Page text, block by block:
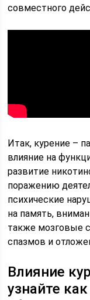
совместного
Итак, курение –
влияние на
развитие
поражению
психические
на память,
также мозговые
спазмов и
Влияние
узнайте